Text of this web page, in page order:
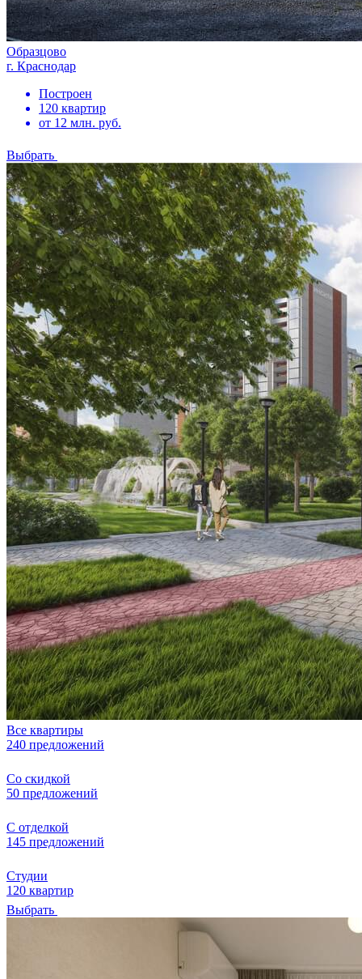
Образцово
г. Краснодар
Построен
120 квартир
от 12 млн. руб.
Выбрать
Все квартиры
240 предложений
Со скидкой
50 предложений
С отделкой
145 предложений
Студии
120 квартир
Выбрать